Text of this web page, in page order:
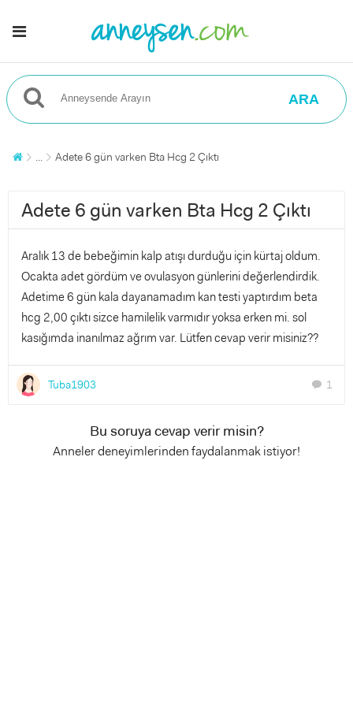
ARA
... Adete 6 gün varken Bta Hcg 2 Çıktı
Adete 6 gün varken Bta Hcg 2 Çıktı
Aralık 13 de bebeğimin kalp atışı durduğu için kürtaj oldum.
Ocakta adet gördüm ve ovulasyon günlerini değerlendirdik.
Adetime 6 gün kala dayanamadım kan testi yaptırdım beta
hcg 2,00 çıktı sizce hamilelik varmıdır yoksa erken mi. sol
kasığımda inanılmaz ağrım var. Lütfen cevap verir misiniz??
Tuba1903 chat 1
Bu soruya cevap verir misin?
Anneler deneyimlerinden faydalanmak istiyor!